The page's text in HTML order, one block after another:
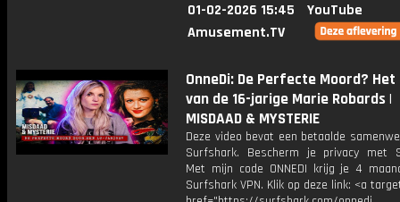
01-02-2026 15:45
YouTube
Amusement.TV
OnneDi: De Perfecte Moord? Het
van de 16-jarige Marie Robards |
MISDAAD & MYSTERIE
Deze video bevat een betaalde
Surfshark. Bescherm je privacy met
Met mijn code ONNEDI krijg je 4
Surfshark VPN. Klik op deze link: <a